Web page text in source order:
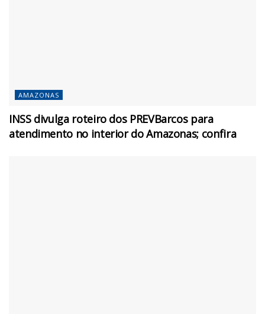
AMAZONAS
INSS divulga roteiro dos PREVBarcos para
atendimento no interior do Amazonas; confira